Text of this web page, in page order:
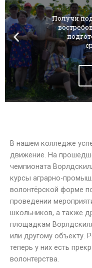
Получи
В нашем колледже
движение. На
чемпионата
курсы аграрно-
волонтёрской форме
проведении
школьников, а также
площадкам
или другому объекту.
теперь у них есть
волонтерства.